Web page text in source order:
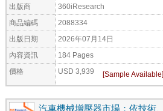
出版商 360iResearch
商品編碼 2088334
出版日期 2026年07月14日
內容資訊 184 Pages
價格 USD 3,939
汽車機械增壓器市場：依技術